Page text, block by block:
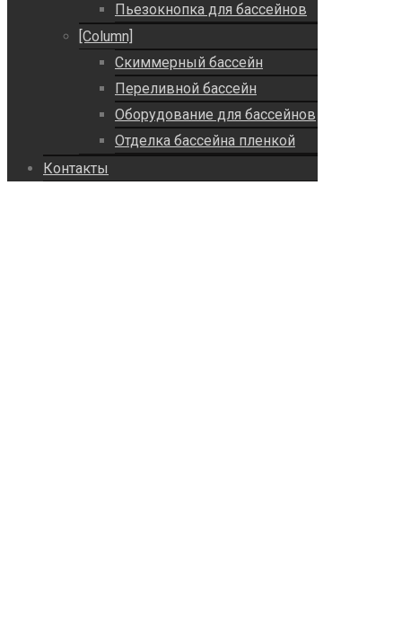
Пьезокнопка для бассейнов
[Column]
Скиммерный бассейн
Переливной бассейн
Оборудование для бассейнов
Отделка бассейна пленкой
Контакты